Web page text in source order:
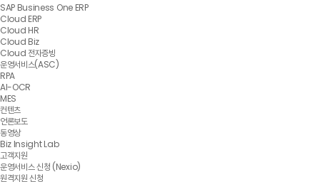
SAP Business One ERP
Cloud ERP
Cloud HR
Cloud Biz
Cloud 전자증빙
운영서비스(ASC)
RPA
AI-OCR
MES
컨텐츠
언론보도
동영상
Biz Insight Lab
고객지원
운영서비스 신청 (Nexio)
원격지원 신청